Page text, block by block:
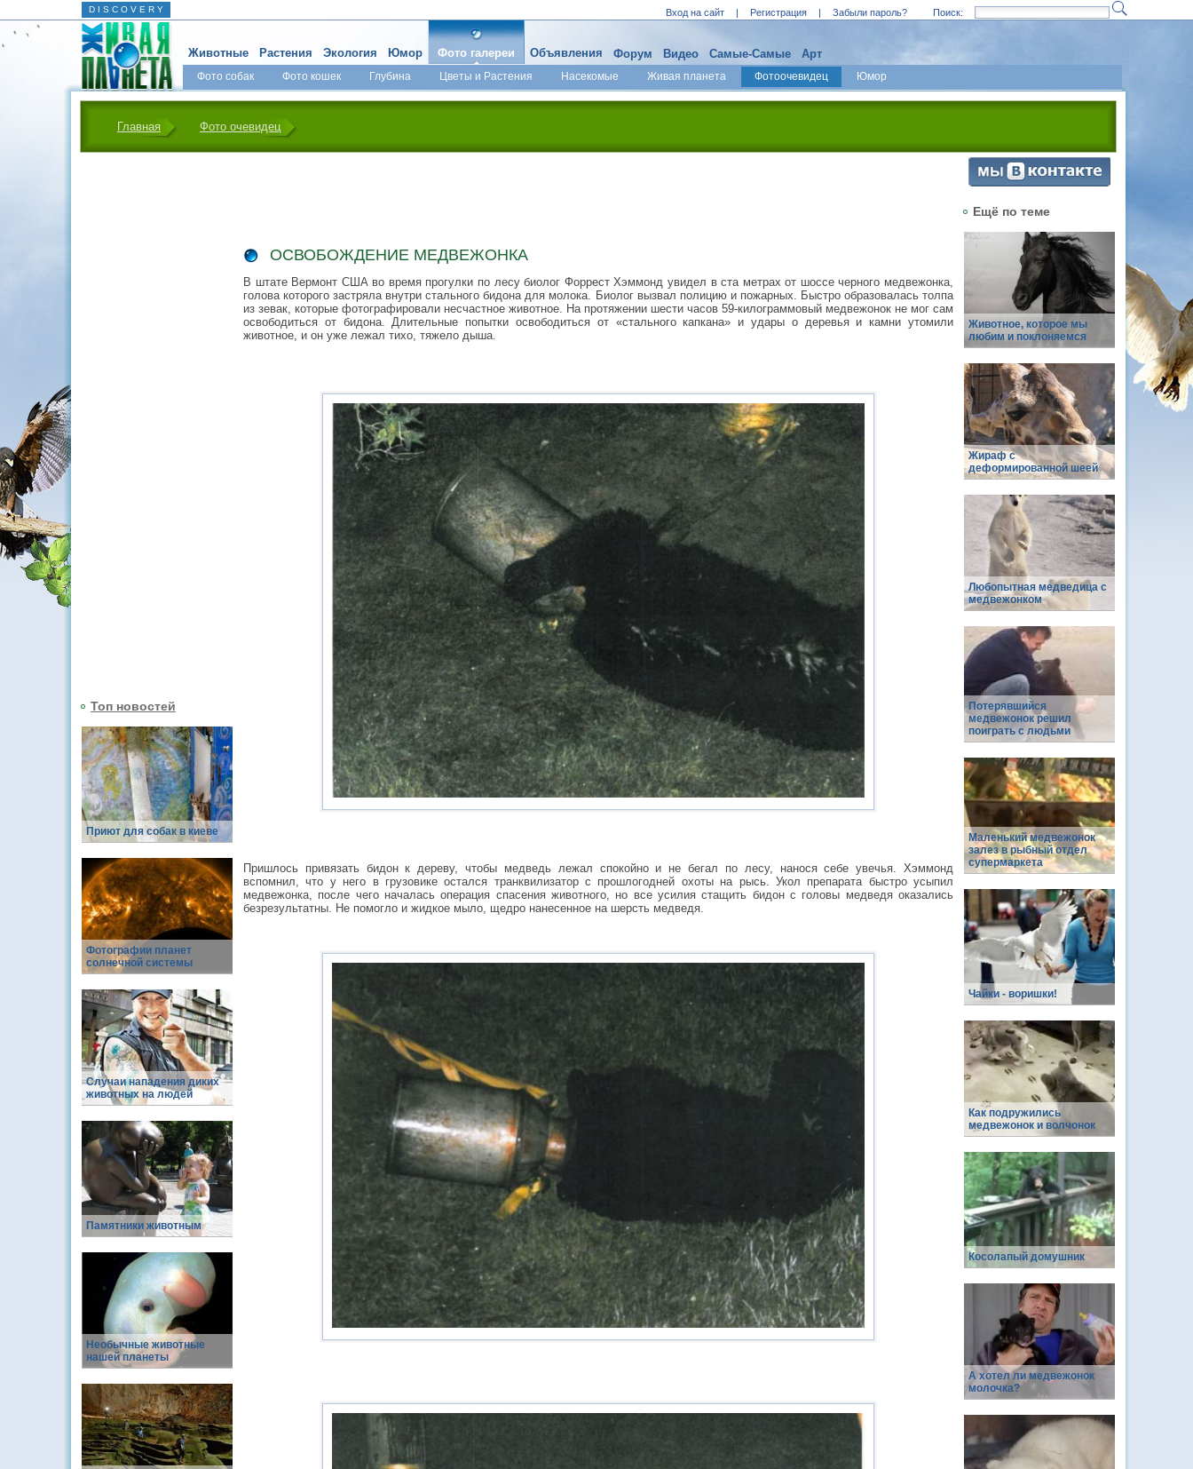
D I S C O V E R Y Вход на сайт | Регистрация | Забыли пароль? Поиск:
Животные Растения Экология Юмор Фото галереи
Фото собак Фото кошек Глубина Цветы и Растения Насекомые Живая планета Фотоочевидец Юмор
Объявления Форум Видео Самые-Самые Арт
Главная Фото очевидец
Топ новостей
Приют для собак в киеве
Фотографии планет
солнечной системы
Случаи нападения диких
животных на людей
Памятники животным
Необычные животные
нашей планеты
ОСВОБОЖДЕНИЕ МЕДВЕЖОНКА
В штате Вермонт США во время прогулки по лесу биолог Форрест Хэммонд увидел в ста метрах от шоссе черного медвежонка,
голова которого застряла внутри стального бидона для молока. Биолог вызвал полицию и пожарных. Быстро образовалась толпа
из зевак, которые фотографировали несчастное животное. На протяжении шести часов 59-килограммовый медвежонок не мог сам
освободиться от бидона. Длительные попытки освободиться от «стального капкана» и удары о деревья и камни утомили
животное, и он уже лежал тихо, тяжело дыша.
Пришлось привязать бидон к дереву, чтобы медведь лежал спокойно и не бегал по лесу, нанося себе увечья. Хэммонд
вспомнил, что у него в грузовике остался транквилизатор с прошлогодней охоты на рысь. Укол препарата быстро усыпил
медвежонка, после чего началась операция спасения животного, но все усилия стащить бидон с головы медведя оказались
безрезультатны. Не помогло и жидкое мыло, щедро нанесенное на шерсть медведя.
Ещё по теме
Животное, которое мы
любим и поклоняемся
Жираф с
деформированной шеей
Любопытная медведица с
медвежонком
Потерявшийся
медвежонок решил
поиграть с людьми
Маленький медвежонок
залез в рыбный отдел
супермаркета
Чайки - воришки!
Как подружились
медвежонок и волчонок
Косолапый домушник
А хотел ли медвежонок
молочка?